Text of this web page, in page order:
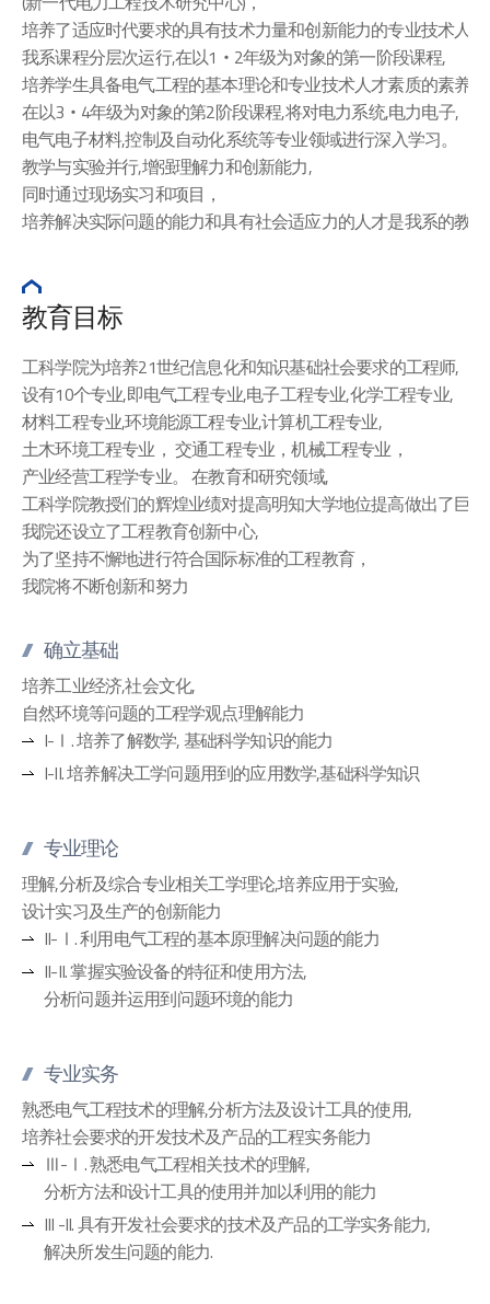
培养了适应时代要求的具有技术力量和创新能力的专业技术人
我系课程分层次运行,在以1‧2年级为对象的第一阶段课程,
培养学生具备电气工程的基本理论和专业技术人才素质的素养。
在以3‧4年级为对象的第2阶段课程,将对电力系统,电力电子,
电气电子材料,控制及自动化系统等专业领域进行深入学习。
教学与实验并行,增强理解力和创新能力,
同时通过现场实习和项目，
培养解决实际问题的能力和具有社会适应力的人才是我系的教
教育目标
工科学院为培养21世纪信息化和知识基础社会要求的工程师,
设有10个专业,即电气工程专业,电子工程专业,化学工程专业,
材料工程专业,环境能源工程专业,计算机工程专业,
土木环境工程专业， 交通工程专业，机械工程专业，
产业经营工程学专业。 在教育和研究领域,
工科学院教授们的辉煌业绩对提高明知大学地位提高做出了巨
我院还设立了工程教育创新中心,
为了坚持不懈地进行符合国际标准的工程教育，
我院将不断创新和努力
确立基础
培养工业经济,社会文化,
自然环境等问题的工程学观点理解能力
I-Ⅰ. 培养了解数学, 基础科学知识的能力
I-II. 培养解决工学问题用到的应用数学,基础科学知识
专业理论
理解,分析及综合专业相关工学理论,培养应用于实验,
设计实习及生产的创新能力
II-Ⅰ. 利用电气工程的基本原理解决问题的能力
II-II. 掌握实验设备的特征和使用方法,
分析问题并运用到问题环境的能力
专业实务
熟悉电气工程技术的理解,分析方法及设计工具的使用,
培养社会要求的开发技术及产品的工程实务能力
Ⅲ-Ⅰ. 熟悉电气工程相关技术的理解,
分析方法和设计工具的使用并加以利用的能力
III -II. 具有开发社会要求的技术及产品的工学实务能力,
解决所发生问题的能力.